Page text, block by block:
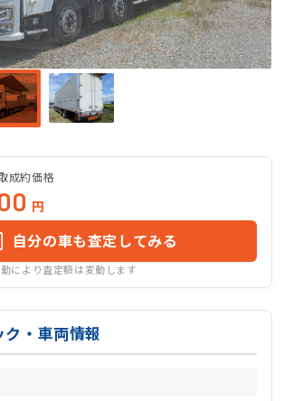
成約価格
円
自分の車も査定してみる
により査定額は変動します
ク・車両情報